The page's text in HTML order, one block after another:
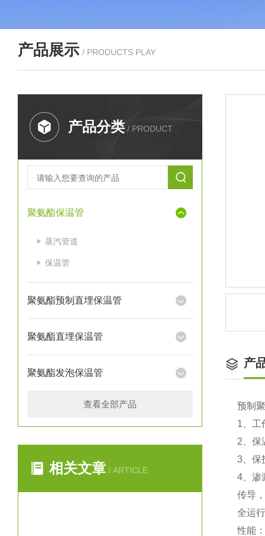
产品展示 / PRODUCTS PLAY
产品分类 / PRODUCT
聚氨酯保温管
蒸汽管道
保温管
聚氨酯预制直埋保温管
聚氨酯直埋保温管
聚氨酯发泡保温管
查看全部产品
相关文章 / ARTICLE
产
预制
1、工
2、保
3、保
4、渗
传导
全运
性能：